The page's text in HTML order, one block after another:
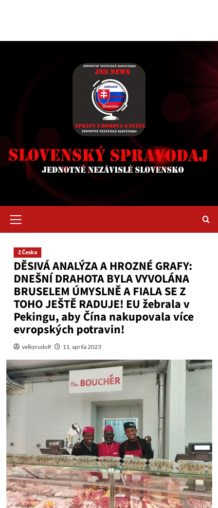
Menu
Z Česka
DĚSIVÁ ANALÝZA A HROZNÉ GRAFY:
DNEŠNÍ DRAHOTA BYLA VYVOLÁNA
BRUSELEM ÚMYSLNĚ A FIALA SE Z
TOHO JEŠTĚ RADUJE! EU žebrala v
Pekingu, aby Čína nakupovala více
evropských potravin!
velkyrudolf 11. apríla 2023